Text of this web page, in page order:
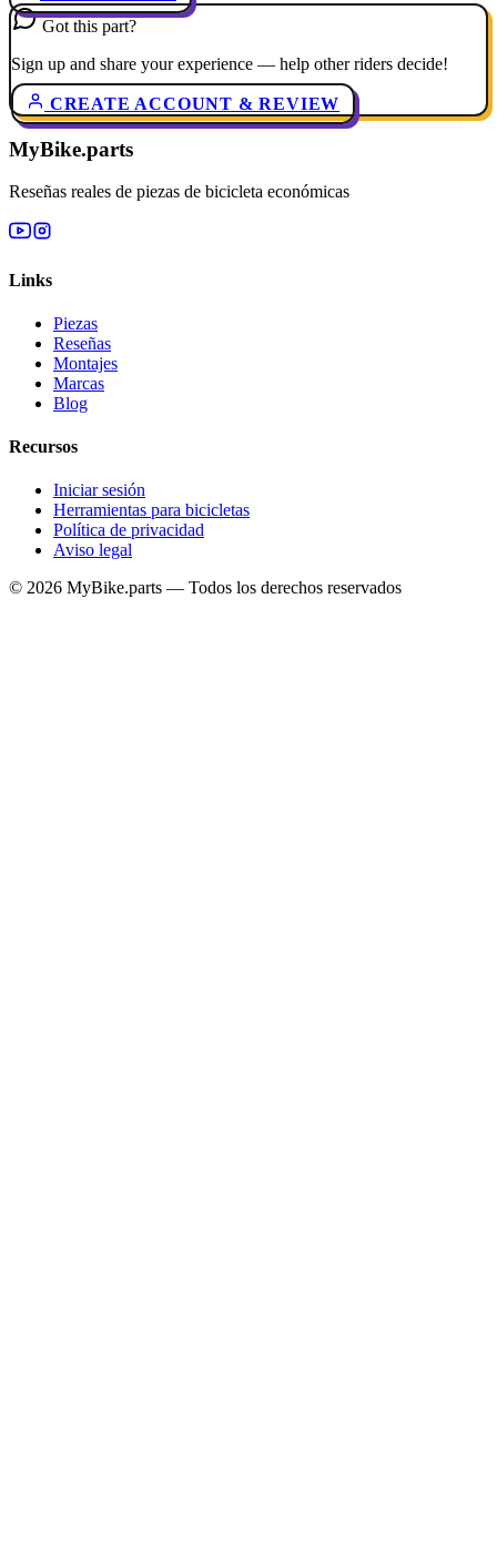
Got this part?
Sign up and share your experience — help other riders decide!
CREATE ACCOUNT & REVIEW
MyBike.parts
Reseñas reales de piezas de bicicleta económicas
Links
Piezas
Reseñas
Montajes
Marcas
Blog
Recursos
Iniciar sesión
Herramientas para bicicletas
Política de privacidad
Aviso legal
© 2026 MyBike.parts — Todos los derechos reservados